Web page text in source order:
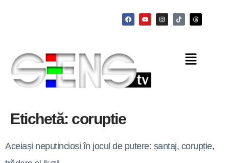
Etichetă: coruptie
Aceiași neputincioși în jocul de putere: șantaj, corupție,